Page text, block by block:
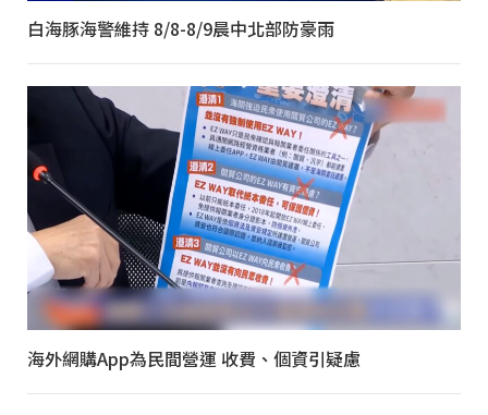
白海豚海警維持 8/8-8/9晨中北部防豪雨
海外網購App為民間營運 收費、個資引疑慮